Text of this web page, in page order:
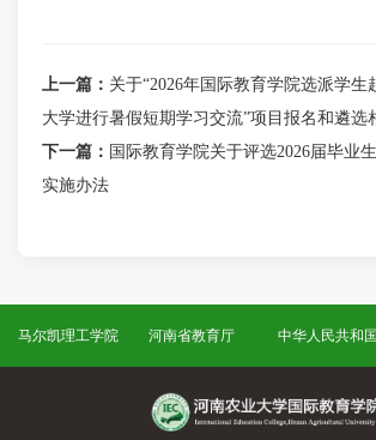
上一篇： 关于“2026年国际教育学院选派学生
大学进行暑假短期学习交流”项目报名和遴选
下一篇： 国际教育学院关于评选2026届毕业
实施办法
马尔凯理工学院 河南省教育厅 中华人民共和